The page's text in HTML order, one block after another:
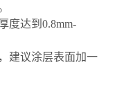
度达到0.8mm-
建议涂层表面加一